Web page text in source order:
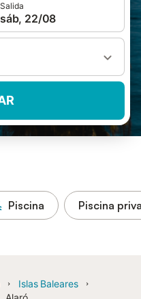
Salida
sáb, 22/08
Piscina Piscina
Islas Baleares